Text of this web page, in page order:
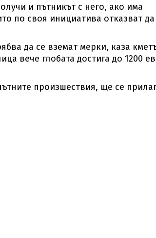
и пътникът с него, ако има
по своя инициатива отказват да
да се вземат мерки, каза
вече глобата достига до 1200
произшествия, ще се